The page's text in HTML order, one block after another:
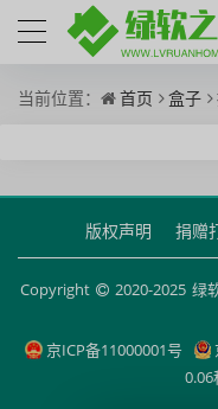
当前位置： 首页 盒子
版权声明 捐赠
Copyright 2020-2025 绿
京ICP备11000001号
0.06